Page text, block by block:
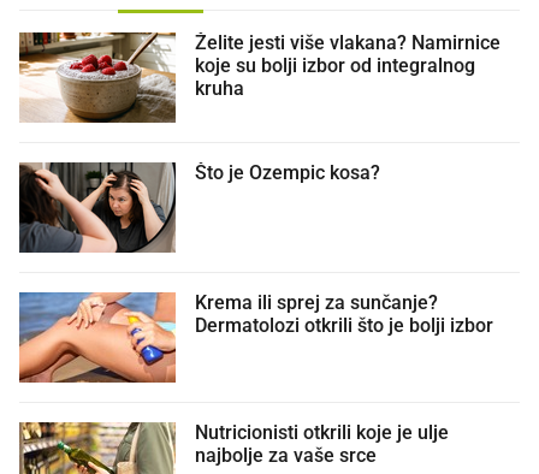
Želite jesti više vlakana? Namirnice
koje su bolji izbor od integralnog
kruha
Što je Ozempic kosa?
Krema ili sprej za sunčanje?
Dermatolozi otkrili što je bolji izbor
Nutricionisti otkrili koje je ulje
najbolje za vaše srce